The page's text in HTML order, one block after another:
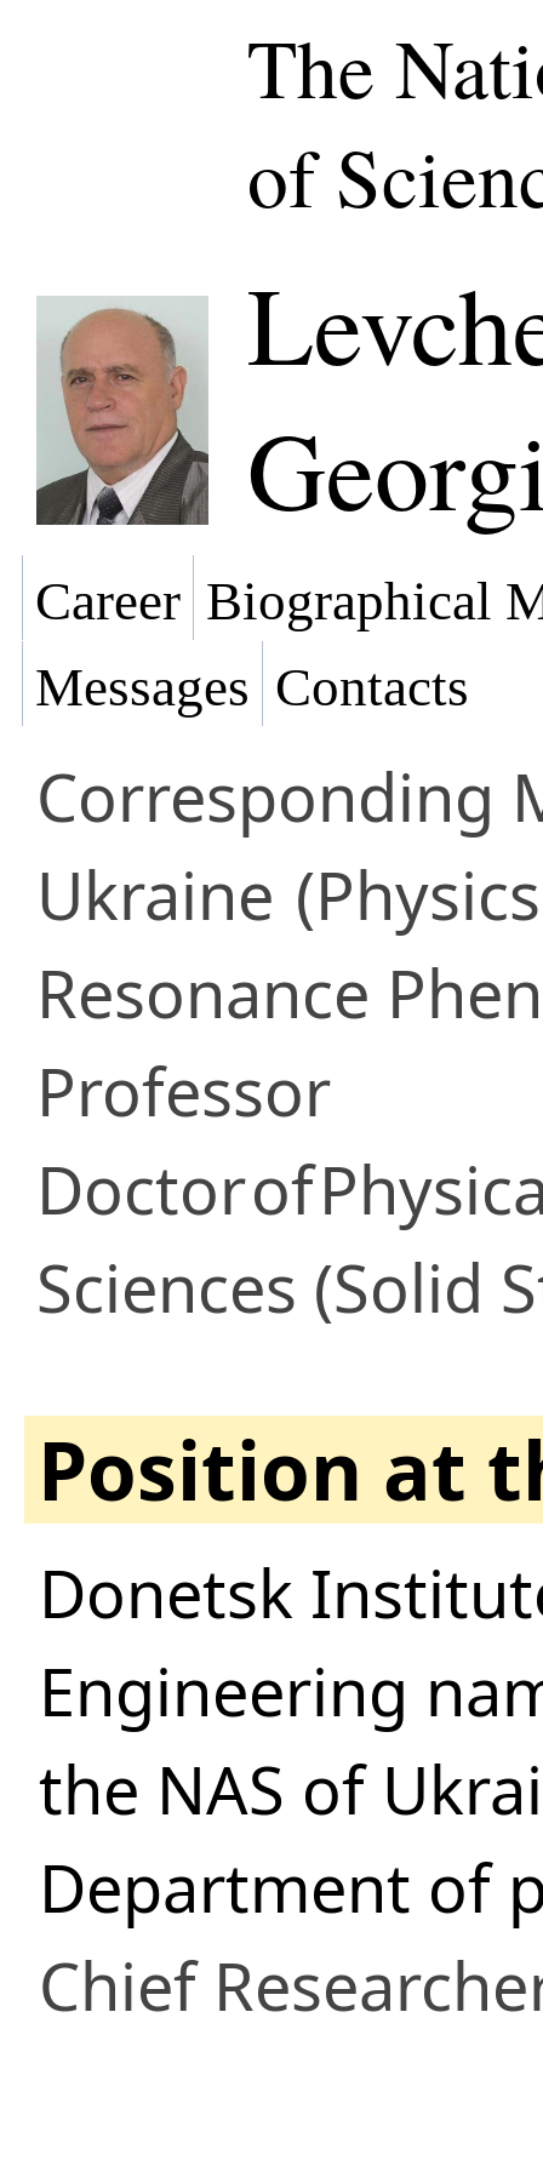
The
of
Career Biographical
Messages Contacts
Corresponding
Ukraine
Resonance
Professor
Doctorof
Sciences (Solid
Position at
Dоnetsk
Engineering
the NAS of
Department of
Chief